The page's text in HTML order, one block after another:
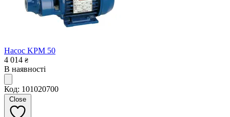
Насос KPM 50
4 014 ₴
В наявності
Код: 101020700
Close